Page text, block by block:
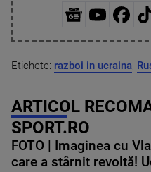
Etichete: razboi in ucraina,
ARTICOL
SPORT.RO
FOTO | Imaginea cu
care a stârnit revoltă!